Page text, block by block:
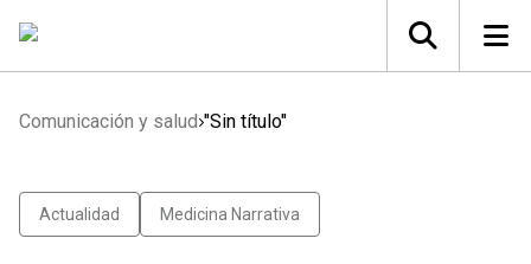
Comunicación y salud "Sin título"
Actualidad Medicina Narrativa